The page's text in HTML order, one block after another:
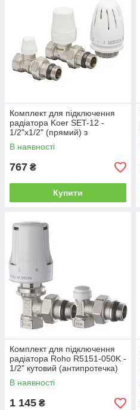
Комплект для підключення
радіатора Koer SET-12 -
1/2"x1/2" (прямий) з
термоголовкою ВЗ (KR3177)
В наявності
767 ₴
Купити
Комплект для підключення
радіатора Roho R5151-050K -
1/2" кутовий (антипротечка)
(RO0117)
В наявності
1 145 ₴